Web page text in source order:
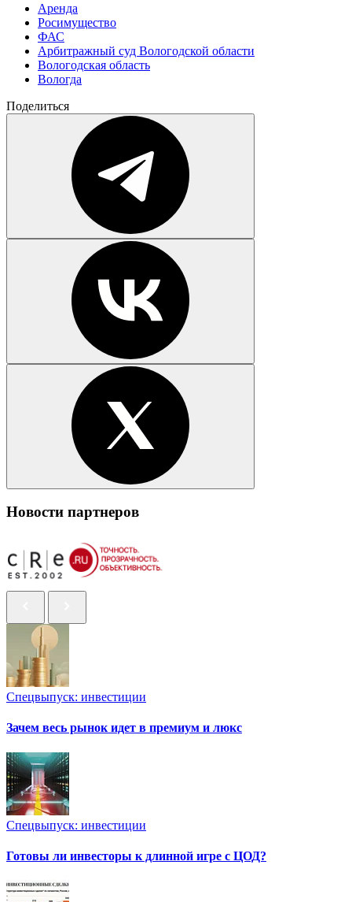
Аренда
Росимущество
ФАС
Арбитражный суд Вологодской области
Вологодская область
Вологда
Поделиться
Новости партнеров
Спецвыпуск: инвестиции
Зачем весь рынок идет в премиум и люкс
Спецвыпуск: инвестиции
Готовы ли инвесторы к длинной игре с ЦОД?